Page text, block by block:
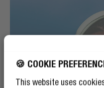
🍪 COOKIE
This website uses